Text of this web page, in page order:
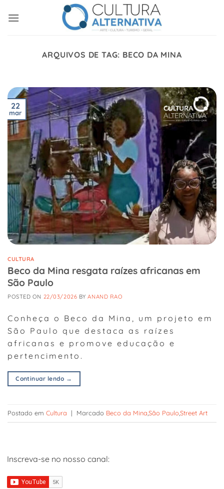
ARQUIVOS DE TAG: BECO DA MINA
22
mar
CULTURA
Beco da Mina resgata raízes africanas em
São Paulo
POSTED ON 22/03/2026 BYANAND RAO
Conheça o Beco da Mina, um projeto em
São Paulo que destaca as raízes
africanas e promove educação e
pertencimento.
Continuar lendo →
Postado em Cultura | Marcado Beco da MinaSão PauloStreet Art
Inscreva-se no nosso canal: